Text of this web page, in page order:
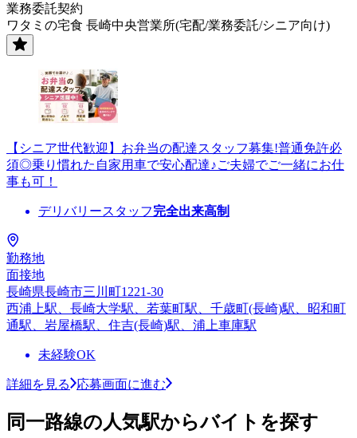
業務委託契約
ワタミの宅食 長崎中央営業所(宅配/業務委託/シニア向け)
【シニア世代歓迎】お弁当の配達スタッフ募集!普通免許必
須◎乗り慣れた自家用車で安心配達♪ご夫婦でご一緒にお仕
事も可！
デリバリースタッフ完全出来高制
勤務地
面接地
長崎県長崎市三川町1221-30
西浦上駅、長崎大学駅、若葉町駅、千歳町(長崎)駅、昭和町
通駅、岩屋橋駅、住吉(長崎)駅、浦上車庫駅
未経験OK
詳細を見る 応募画面に進む
同一路線の人気駅からバイトを探す